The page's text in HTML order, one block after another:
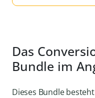
Das
Bundle im
Dieses Bundle